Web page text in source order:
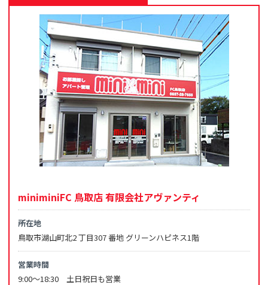
miniminiFC 鳥取店 有限会社アヴァンティ
所在地
鳥取市湖山町北2 丁目307 番地 グリーンハピネス1階
営業時間
9:00～18:30 土日祝日も営業